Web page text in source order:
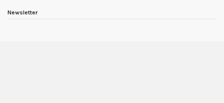
Newsletter